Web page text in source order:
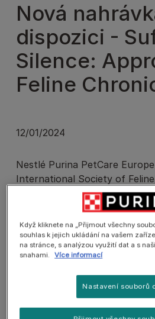
Nová
dispozici -
Silence:
Feline
12/01/2024
Nestlé Purina PetCare
International Society of
veterinary expert Fabio
Silence: Approach to Feline
If you missed the live session,
the recording. Simply click on
watch the webinar:
Suffering in Silence:
triaditis_Fabio Procoli
Když kliknete na „Přijmout všechny
souhlas k jejich ukládání na vašem
na stránce, s analýzou využití dat a s
snahami.
Více informací
Nastavení souborů